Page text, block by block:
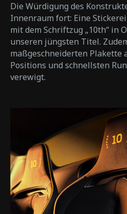
Die Würdigung des
Innenraum fort: Eine
mit dem Schriftzug „10th“ in
unseren jüngsten Titel.
maßgeschneiderten Plakette
Positions und schnellsten
verewigt.